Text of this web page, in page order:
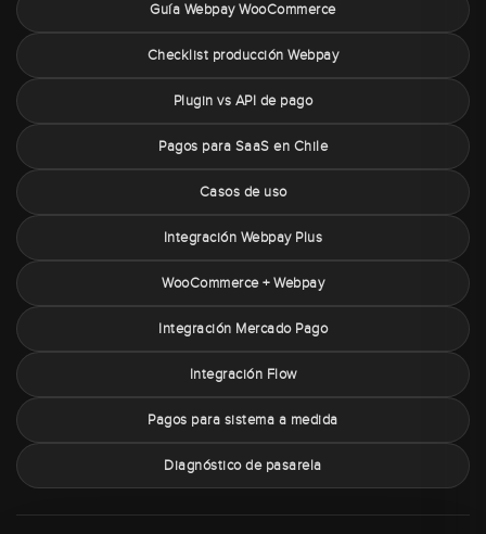
Guía Webpay WooCommerce
Checklist producción Webpay
Plugin vs API de pago
Pagos para SaaS en Chile
Casos de uso
Integración Webpay Plus
WooCommerce + Webpay
Integración Mercado Pago
Integración Flow
Pagos para sistema a medida
Diagnóstico de pasarela